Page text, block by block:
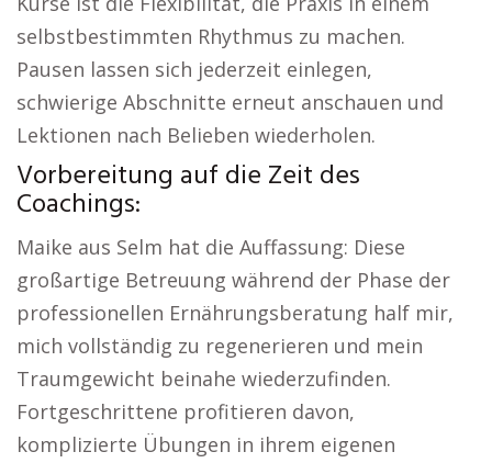
selbstbestimmten Rhythmus zu machen.
Pausen lassen sich jederzeit einlegen,
schwierige Abschnitte erneut anschauen und
Lektionen nach Belieben wiederholen.
Vorbereitung auf die Zeit des
Coachings:
Maike aus Selm hat die Auffassung: Diese
großartige Betreuung während der Phase der
professionellen Ernährungsberatung half mir,
mich vollständig zu regenerieren und mein
Traumgewicht beinahe wiederzufinden.
Fortgeschrittene profitieren davon,
komplizierte Übungen in ihrem eigenen